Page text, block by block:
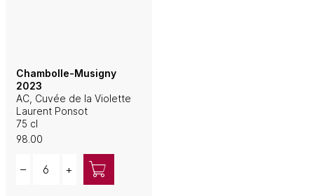
Chambolle-Musigny
2023
AC, Cuvée de la Violette
Laurent Ponsot
75 cl
98.00
– +